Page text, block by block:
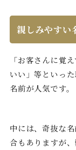
親しみやすい
「お客さんに覚
いい」等といっ
名前が人気です。
中には、奇抜な
合もありますが